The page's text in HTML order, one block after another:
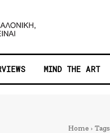
MIND THE ART
Home Tags